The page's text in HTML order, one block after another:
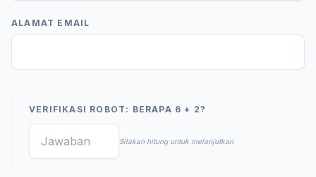
ALAMAT EMAIL
VERIFIKASI ROBOT: BERAPA 6 + 2?
Silakan hitung untuk melanjutkan